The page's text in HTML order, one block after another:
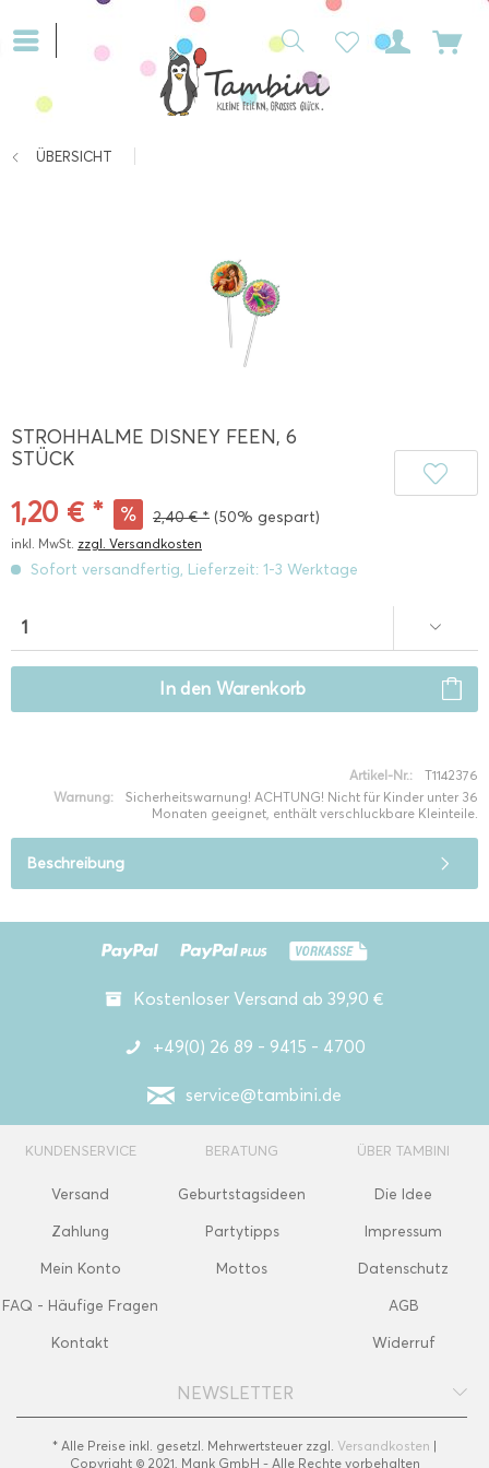
ÜBERSICHT
STROHHALME DISNEY FEEN, 6
STÜCK
1,20 € * 2,40 € * (50% gespart)
inkl. MwSt. zzgl. Versandkosten
Sofort versandfertig, Lieferzeit: 1-3 Werktage
In den Warenkorb
Artikel-Nr.:
T1142376
Warnung:
Sicherheitswarnung! ACHTUNG! Nicht für Kinder unter 36
Monaten geeignet, enthält verschluckbare Kleinteile.
Beschreibung
Kostenloser Versand ab 39,90 €
+49(0) 26 89 - 9415 - 4700
service@tambini.de
KUNDENSERVICE
Versand
Zahlung
Mein Konto
FAQ - Häufige Fragen
Kontakt
BERATUNG
Geburtstagsideen
Partytipps
Mottos
ÜBER TAMBINI
Die Idee
Impressum
Datenschutz
AGB
Widerruf
NEWSLETTER
* Alle Preise inkl. gesetzl. Mehrwertsteuer zzgl. Versandkosten |
Copyright © 2021, Mank GmbH - Alle Rechte vorbehalten